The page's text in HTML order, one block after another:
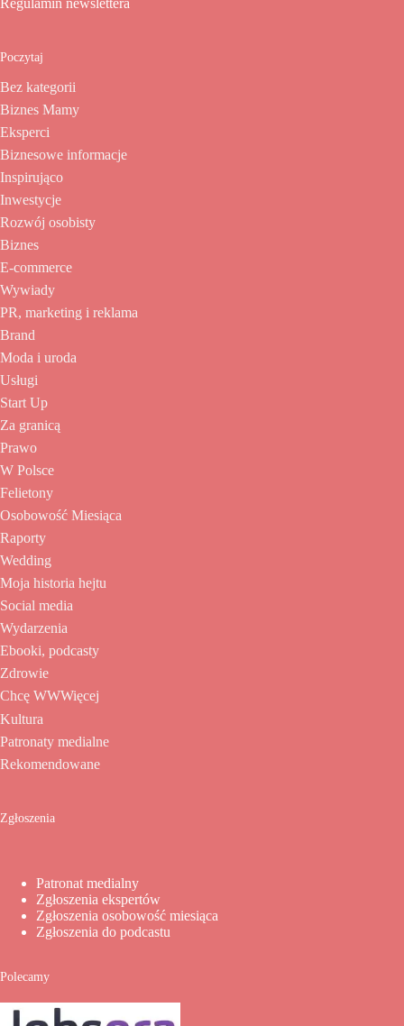
Regulamin newslettera
Poczytaj
Bez kategorii
Biznes Mamy
Eksperci
Biznesowe informacje
Inspirująco
Inwestycje
Rozwój osobisty
Biznes
E-commerce
Wywiady
PR, marketing i reklama
Brand
Moda i uroda
Usługi
Start Up
Za granicą
Prawo
W Polsce
Felietony
Osobowość Miesiąca
Raporty
Wedding
Moja historia hejtu
Social media
Wydarzenia
Ebooki, podcasty
Zdrowie
Chcę WWWięcej
Kultura
Patronaty medialne
Rekomendowane
Zgłoszenia
Patronat medialny
Zgłoszenia ekspertów
Zgłoszenia osobowość miesiąca
Zgłoszenia do podcastu
Polecamy